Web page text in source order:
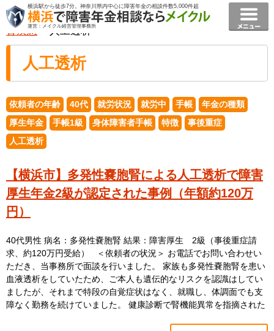
横浜駅から徒歩7分。神奈川県内中心に障害年金の相談件数5,000件超
運営：メイクル経営管理事務所
横浜で障害年金相談ならメイクル障害年金横浜 事例
腎疾患 > 人工透析
人工透析
依頼者の年齢 40代 就労状況 就労中 手帳
年金の種類
厚生年金
手帳1級 身体障害者手帳 特徴
事後重症
人工透析
【横浜市】多発性嚢胞腎による人工透析で障害
厚生年金2級が認定された事例（年額約120万
円）
40代男性 病名：多発性嚢胞腎 結果：障害厚生 2級（事後重症請
求、約120万円受給） ＜依頼者の状況＞ お電話でお問い合わせい
ただき、当事務所で面談を行いました。 家族も多発性嚢胞腎を患い
血液透析をしていたため、ご本人も遺伝的なリスクを認識はしてい
ましたが、それまで特段の自覚症状はなく、就職し、体調面でも支
障なく勤務を続けていました。 健康診断で腎機能異常を指摘された